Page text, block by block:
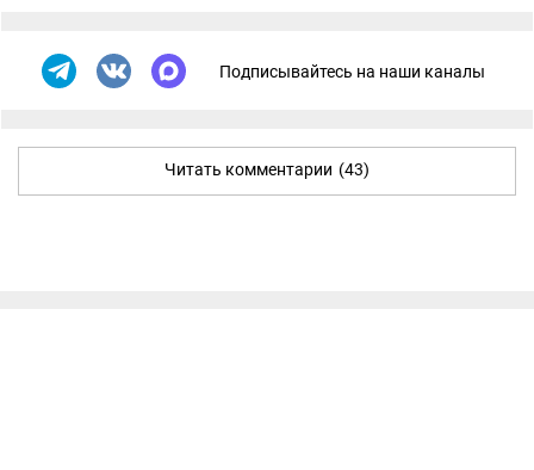
Подписывайтесь на наши каналы
Читать комментарии (43)